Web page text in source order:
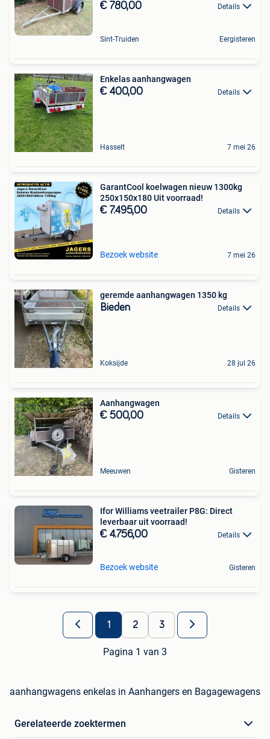
€ 780,00 Details
Sint-Truiden Eergisteren
Enkelas aanhangwagen
€ 400,00 Details
Hasselt 7 mei 26
GarantCool koelwagen nieuw 1300kg
250x150x180 Uit voorraad!
€ 7.495,00 Details
Bezoek website 7 mei 26
geremde aanhangwagen 1350 kg
Bieden Details
Koksijde 28 jul 26
Aanhangwagen
€ 500,00 Details
Meeuwen Gisteren
Ifor Williams veetrailer P8G: Direct
leverbaar uit voorraad!
€ 4.756,00 Details
Bezoek website Gisteren
1 2 3
Pagina 1 van 3
aanhangwagens enkelas in Aanhangers en Bagagewagens
Gerelateerde zoektermen